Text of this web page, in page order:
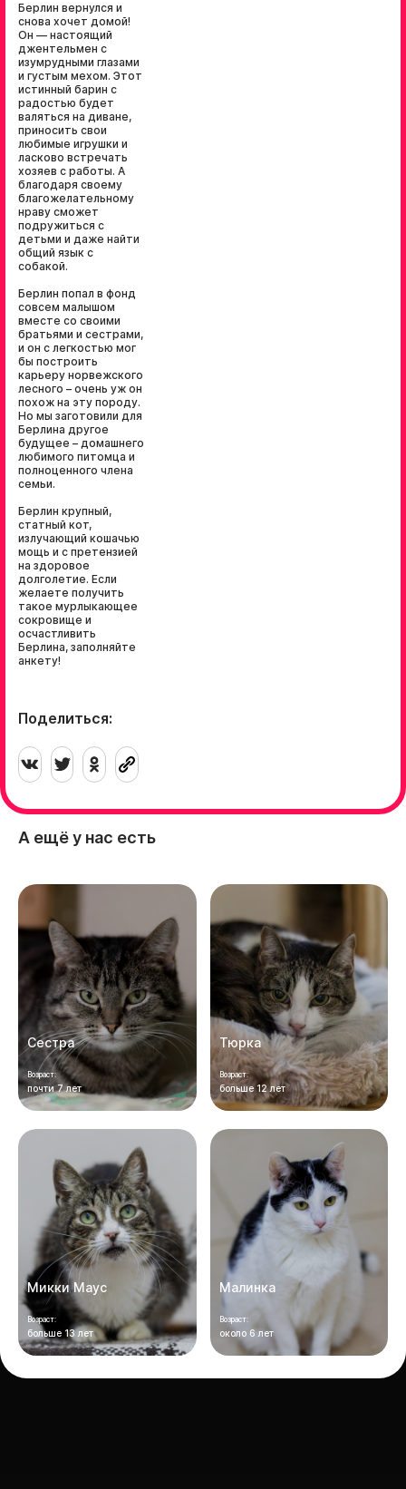
Берлин вернулся и
снова хочет домой!
Он — настоящий
джентельмен с
изумрудными глазами
и густым мехом. Этот
истинный барин с
радостью будет
валяться на диване,
приносить свои
любимые игрушки и
ласково встречать
хозяев с работы. А
благодаря своему
благожелательному
нраву сможет
подружиться с
детьми и даже найти
общий язык с
собакой.
Берлин попал в фонд
совсем малышом
вместе со своими
братьями и сестрами,
и он с легкостью мог
бы построить
карьеру норвежского
лесного – очень уж он
похож на эту породу.
Но мы заготовили для
Берлина другое
будущее – домашнего
любимого питомца и
полноценного члена
семьи.
Берлин крупный,
статный кот,
излучающий кошачью
мощь и с претензией
на здоровое
долголетие. Если
желаете получить
такое мурлыкающее
сокровище и
осчастливить
Берлина, заполняйте
анкету!
Поделиться:
А ещё у нас есть
Сестра
Возраст:
почти 7 лет
Тюрка
Возраст:
больше 12 лет
Микки Маус
Возраст:
больше 13 лет
Малинка
Возраст:
около 6 лет